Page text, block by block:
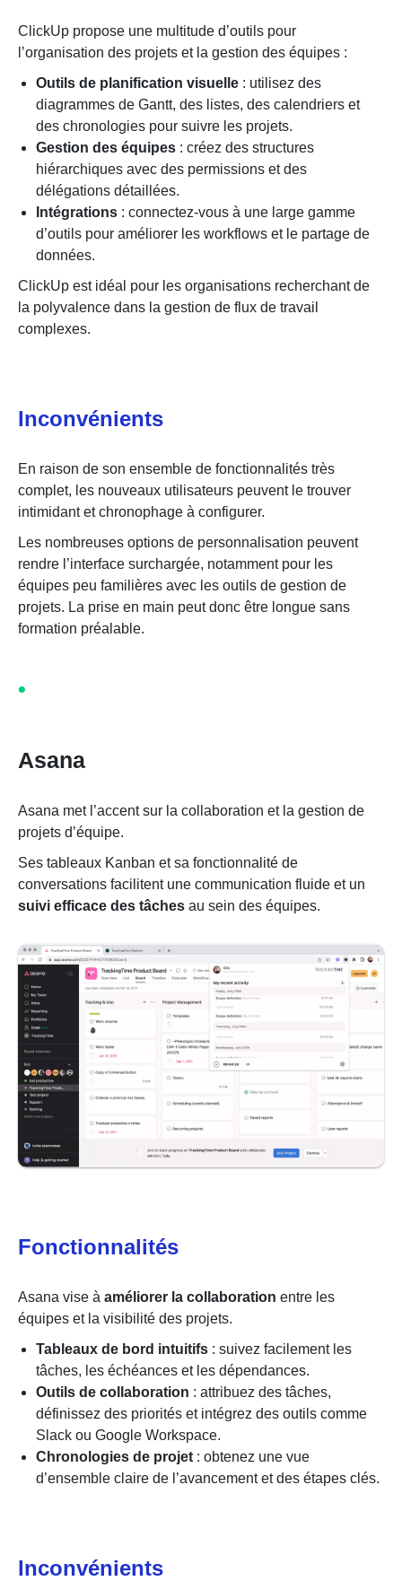
ClickUp propose une multitude d’outils pour
l’organisation des projets et la gestion des équipes :
Outils de planification visuelle : utilisez des
diagrammes de Gantt, des listes, des calendriers et
des chronologies pour suivre les projets.
Gestion des équipes : créez des structures
hiérarchiques avec des permissions et des
délégations détaillées.
Intégrations : connectez-vous à une large gamme
d’outils pour améliorer les workflows et le partage de
données.
ClickUp est idéal pour les organisations recherchant de
la polyvalence dans la gestion de flux de travail
complexes.
Inconvénients
En raison de son ensemble de fonctionnalités très
complet, les nouveaux utilisateurs peuvent le trouver
intimidant et chronophage à configurer.
Les nombreuses options de personnalisation peuvent
rendre l’interface surchargée, notamment pour les
équipes peu familières avec les outils de gestion de
projets. La prise en main peut donc être longue sans
formation préalable.
Asana
Asana met l’accent sur la collaboration et la gestion de
projets d’équipe.
Ses tableaux Kanban et sa fonctionnalité de
conversations facilitent une communication fluide et un
suivi efficace des tâches au sein des équipes.
Fonctionnalités
Asana vise à améliorer la collaboration entre les
équipes et la visibilité des projets.
Tableaux de bord intuitifs : suivez facilement les
tâches, les échéances et les dépendances.
Outils de collaboration : attribuez des tâches,
définissez des priorités et intégrez des outils comme
Slack ou Google Workspace.
Chronologies de projet : obtenez une vue
d’ensemble claire de l’avancement et des étapes clés.
Inconvénients